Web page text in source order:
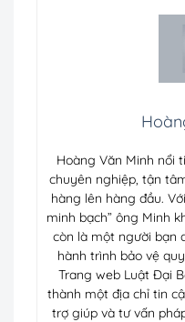
Hoàng Văn Minh nổi
chuyên nghiệp, tận
hàng lên hàng đầu.
minh bạch” ông Minh
còn là một người bạn
hành trình bảo vệ
Trang web Luật Đại
thành một địa chỉ tin
trợ giúp và tư vấn